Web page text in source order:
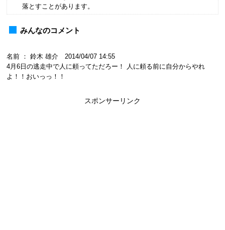
落とすことがあります。
みんなのコメント
名前 ： 鈴木 雄介 2014/04/07 14:55
4月6日の逃走中で人に頼ってただろー！ 人に頼る前に自分からやれ
よ！！おいっっ！！
スポンサーリンク